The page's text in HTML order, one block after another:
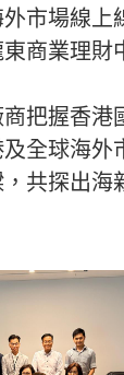
市場線上
商業理財
把握香港
全球海外
共探出海